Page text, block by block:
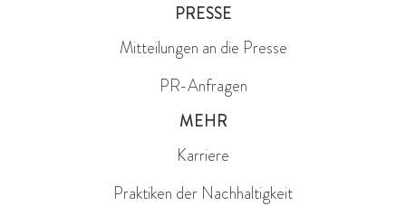
PRESSE
Mitteilungen an die Presse
PR-Anfragen
MEHR
Karriere
Praktiken der Nachhaltigkeit